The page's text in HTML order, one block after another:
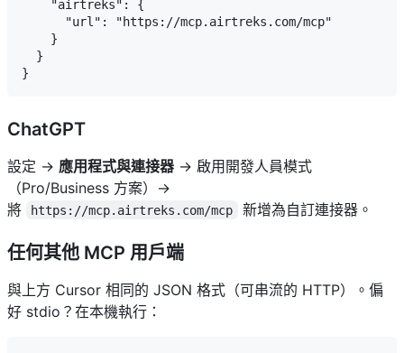
    "airtreks": {
      "url": "https://mcp.airtreks.com/mcp"
    }
  }
ChatGPT
設定 → 應用程式與連接器 → 啟用開發人員模式
（Pro/Business 方案）→
將
https://mcp.airtreks.com/mcp 新增為自訂連接器。
任何其他 MCP 用戶端
與上方 Cursor 相同的 JSON 格式（可串流的 HTTP）。偏
好 stdio？在本機執行：